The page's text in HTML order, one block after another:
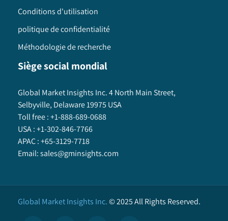
Conditions d'utilisation
politique de confidentialité
Méthodologie de recherche
Siège social mondial
Global Market Insights Inc. 4 North Main Street,
Selbyville, Delaware 19975 USA
Toll free :+1-888-689-0688
USA :+1-302-846-7766
APAC :+65-3129-7718
Email:sales@gminsights.com
Global Market Insights Inc.©2025All Rights Reserved.